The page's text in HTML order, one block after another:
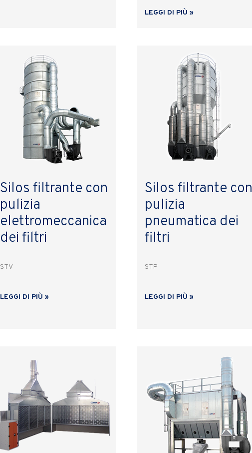
LEGGI DI PIÙ »
Silos filtrante con
pulizia
elettromeccanica
dei filtri
STV
LEGGI DI PIÙ »
Silos filtrante con
pulizia
pneumatica dei
filtri
STP
LEGGI DI PIÙ »